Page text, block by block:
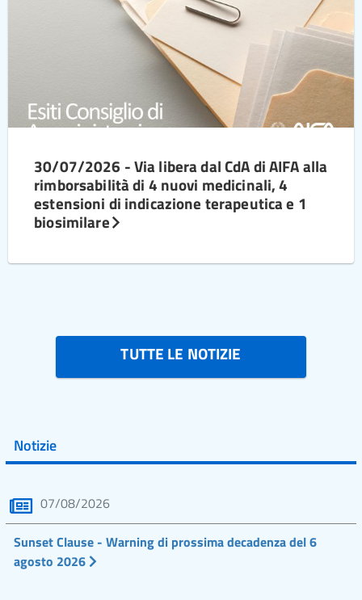
30/07/2026 - Via libera dal CdA di AIFA alla
rimborsabilità di 4 nuovi medicinali, 4
estensioni di indicazione terapeutica e 1
biosimilare
TUTTE LE NOTIZIE
Notizie
07/08/2026
Sunset Clause - Warning di prossima decadenza del 6
agosto 2026